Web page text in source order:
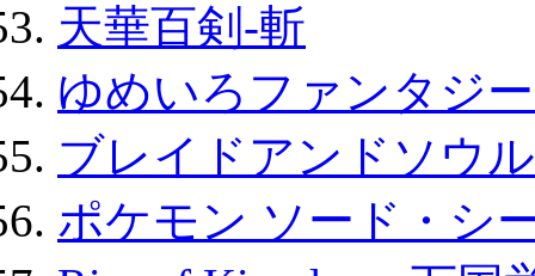
天華百剣-斬
ゆめいろファンタジ
ブレイドアンドソウ
ポケモン ソード・シ